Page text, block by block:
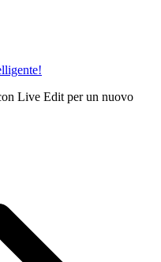
Live Edit per un nuovo